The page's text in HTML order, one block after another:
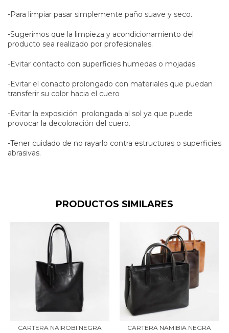
-Para limpiar pasar simplemente paño suave y seco.
-Sugerimos que la limpieza y acondicionamiento del
producto sea realizado por profesionales.
-Evitar contacto con superficies humedas o mojadas.
-Evitar el conacto prolongado con materiales que puedan
transferir su color hacia el cuero
-Evitar la exposición prolongada al sol ya que puede
provocar la decoloración del cuero.
-Tener cuidado de no rayarlo contra estructuras o superficies
abrasivas.
PRODUCTOS SIMILARES
CARTERA NAIROBI NEGRA CARTERA NAMIBIA NEGRA